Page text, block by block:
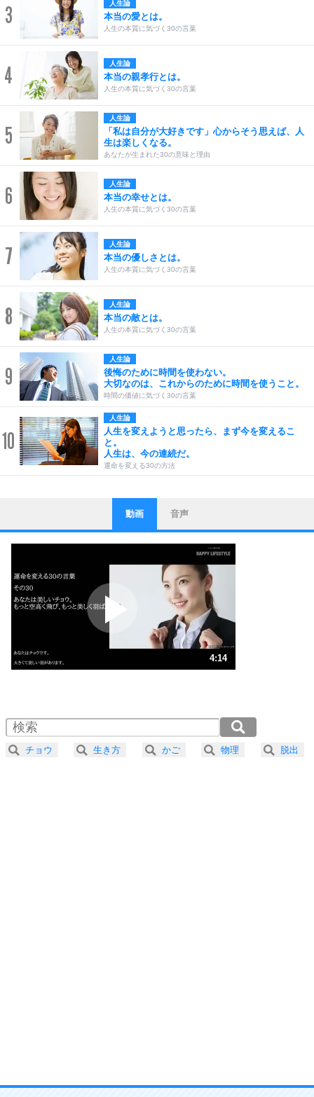
3 人生論
本当の愛とは。
人生の本質に気づく30の言葉
4 人生論
本当の親孝行とは。
人生の本質に気づく30の言葉
5
人生論
「私は自分が大好きです」心からそう思えば、人
生は楽しくなる。
あなたが生まれた30の意味と理由
6 人生論
本当の幸せとは。
人生の本質に気づく30の言葉
7 人生論
本当の優しさとは。
人生の本質に気づく30の言葉
8 人生論
本当の敵とは。
人生の本質に気づく30の言葉
9
人生論
後悔のために時間を使わない。
大切なのは、これからのために時間を使うこと。
時間の価値に気づく30の言葉
10
人生論
人生を変えようと思ったら、まず今を変えるこ
と。
人生は、今の連続だ。
運命を変える30の方法
1
ストレス対策
他人と比べない。
いっそのこと、他人を見ない。
いらいらしない人になる30の方法
ポジティブになれない原因は、行動しないから。
ポジティブ思考になる30の方法
ストレス対策
人生、なんとかなるもの。
気楽に生きる30の方法
4 器の大きい人は、怒りを優しさで表現する。
ことが大切。
動画 音声
4:14
2.0倍速 （498KB 2分7秒）
2.5倍速 （399KB 1分41秒）
3.0倍速 （332KB 1分24秒）
チョウ 生き方 かご 物理 脱出